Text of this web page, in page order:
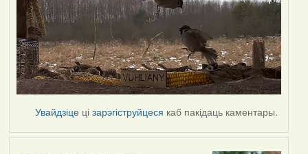
Увайдзіце цізарэгіструйцеся каб пакідаць каментары.